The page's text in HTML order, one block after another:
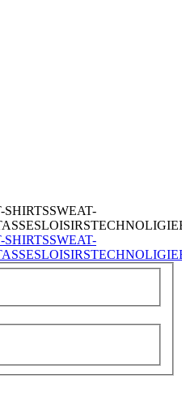
SHIRTSSWEAT-
LOISIRSTECHNOLIGIE
SHIRTSSWEAT-
LOISIRSTECHNOLIGIE